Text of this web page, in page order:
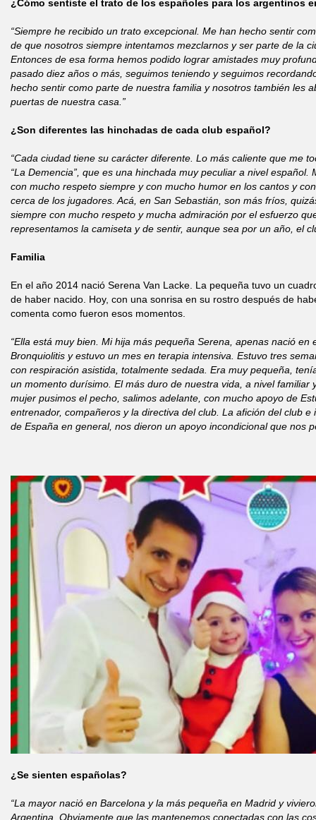
¿Cómo sentiste el trato de los españoles para los argentinos
“Siempre he recibido un trato excepcional. Me han hecho sentir
de que nosotros siempre intentamos mezclarnos y ser parte de la
Entonces de esa forma hemos podido lograr amistades muy
pasado diez años o más, seguimos teniendo y seguimos
hecho sentir como parte de nuestra familia y nosotros también les
puertas de nuestra casa.”
¿Son diferentes las hinchadas de cada club español?
“Cada ciudad tiene su carácter diferente. Lo más caliente que me
“La Demencia”, que es una hinchada muy peculiar a nivel
con mucho respeto siempre y con mucho humor en los cantos y
cerca de los jugadores. Acá, en San Sebastián, son más fríos,
siempre con mucho respeto y mucha admiración por el esfuerzo
representamos la camiseta y de sentir, aunque sea por un año, el
Familia
En el año 2014 nació Serena Van Lacke. La pequeña tuvo un
de haber nacido. Hoy, con una sonrisa en su rostro después de
comenta como fueron esos momentos.
“Ella está muy bien. Mi hija más pequeña Serena, apenas nació
Bronquiolitis y estuvo un mes en terapia intensiva. Estuvo tres
con respiración asistida, totalmente sedada. Era muy pequeña,
un momento durísimo. El más duro de nuestra vida, a nivel familiar
mujer pusimos el pecho, salimos adelante, con mucho apoyo de
entrenador, compañeros y la directiva del club. La afición del club
de España en general, nos dieron un apoyo incondicional que nos
¿Se sienten españolas?
“La mayor nació en Barcelona y la más pequeña en Madrid y
Argentina. Obviamente que las mantenemos conectadas con las